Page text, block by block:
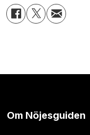
Om Nöjesguiden